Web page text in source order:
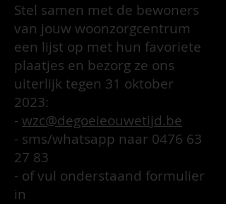
Stel samen met de bewoners
van jouw woonzorgcentrum
een lijst op met hun favoriete
plaatjes en bezorg ze ons
uiterlijk tegen 31 oktober
2023:
- wzc@degoeieouwetijd.be
- sms/whatsapp naar 0476 63
27 83
- of vul onderstaand formulier
in